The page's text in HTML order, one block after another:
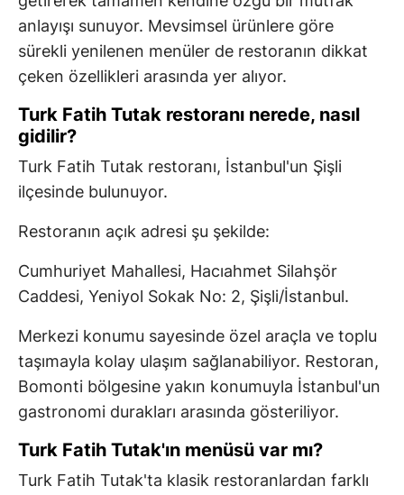
anlayışı sunuyor. Mevsimsel ürünlere göre
sürekli yenilenen menüler de restoranın dikkat
çeken özellikleri arasında yer alıyor.
Turk Fatih Tutak restoranı nerede, nasıl
gidilir?
Turk Fatih Tutak restoranı, İstanbul'un Şişli
ilçesinde bulunuyor.
Restoranın açık adresi şu şekilde:
Cumhuriyet Mahallesi, Hacıahmet Silahşör
Caddesi, Yeniyol Sokak No: 2, Şişli/İstanbul.
Merkezi konumu sayesinde özel araçla ve toplu
taşımayla kolay ulaşım sağlanabiliyor. Restoran,
Bomonti bölgesine yakın konumuyla İstanbul'un
gastronomi durakları arasında gösteriliyor.
Turk Fatih Tutak'ın menüsü var mı?
Turk Fatih Tutak'ta klasik restoranlardan farklı